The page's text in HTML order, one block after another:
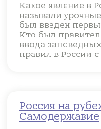
Какое явление в
называли
был введен
Кто был
ввода
правил в России с
Россия на
Самодержавие